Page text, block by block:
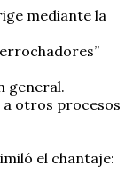
mediante la
general.
otros procesos
el chantaje: